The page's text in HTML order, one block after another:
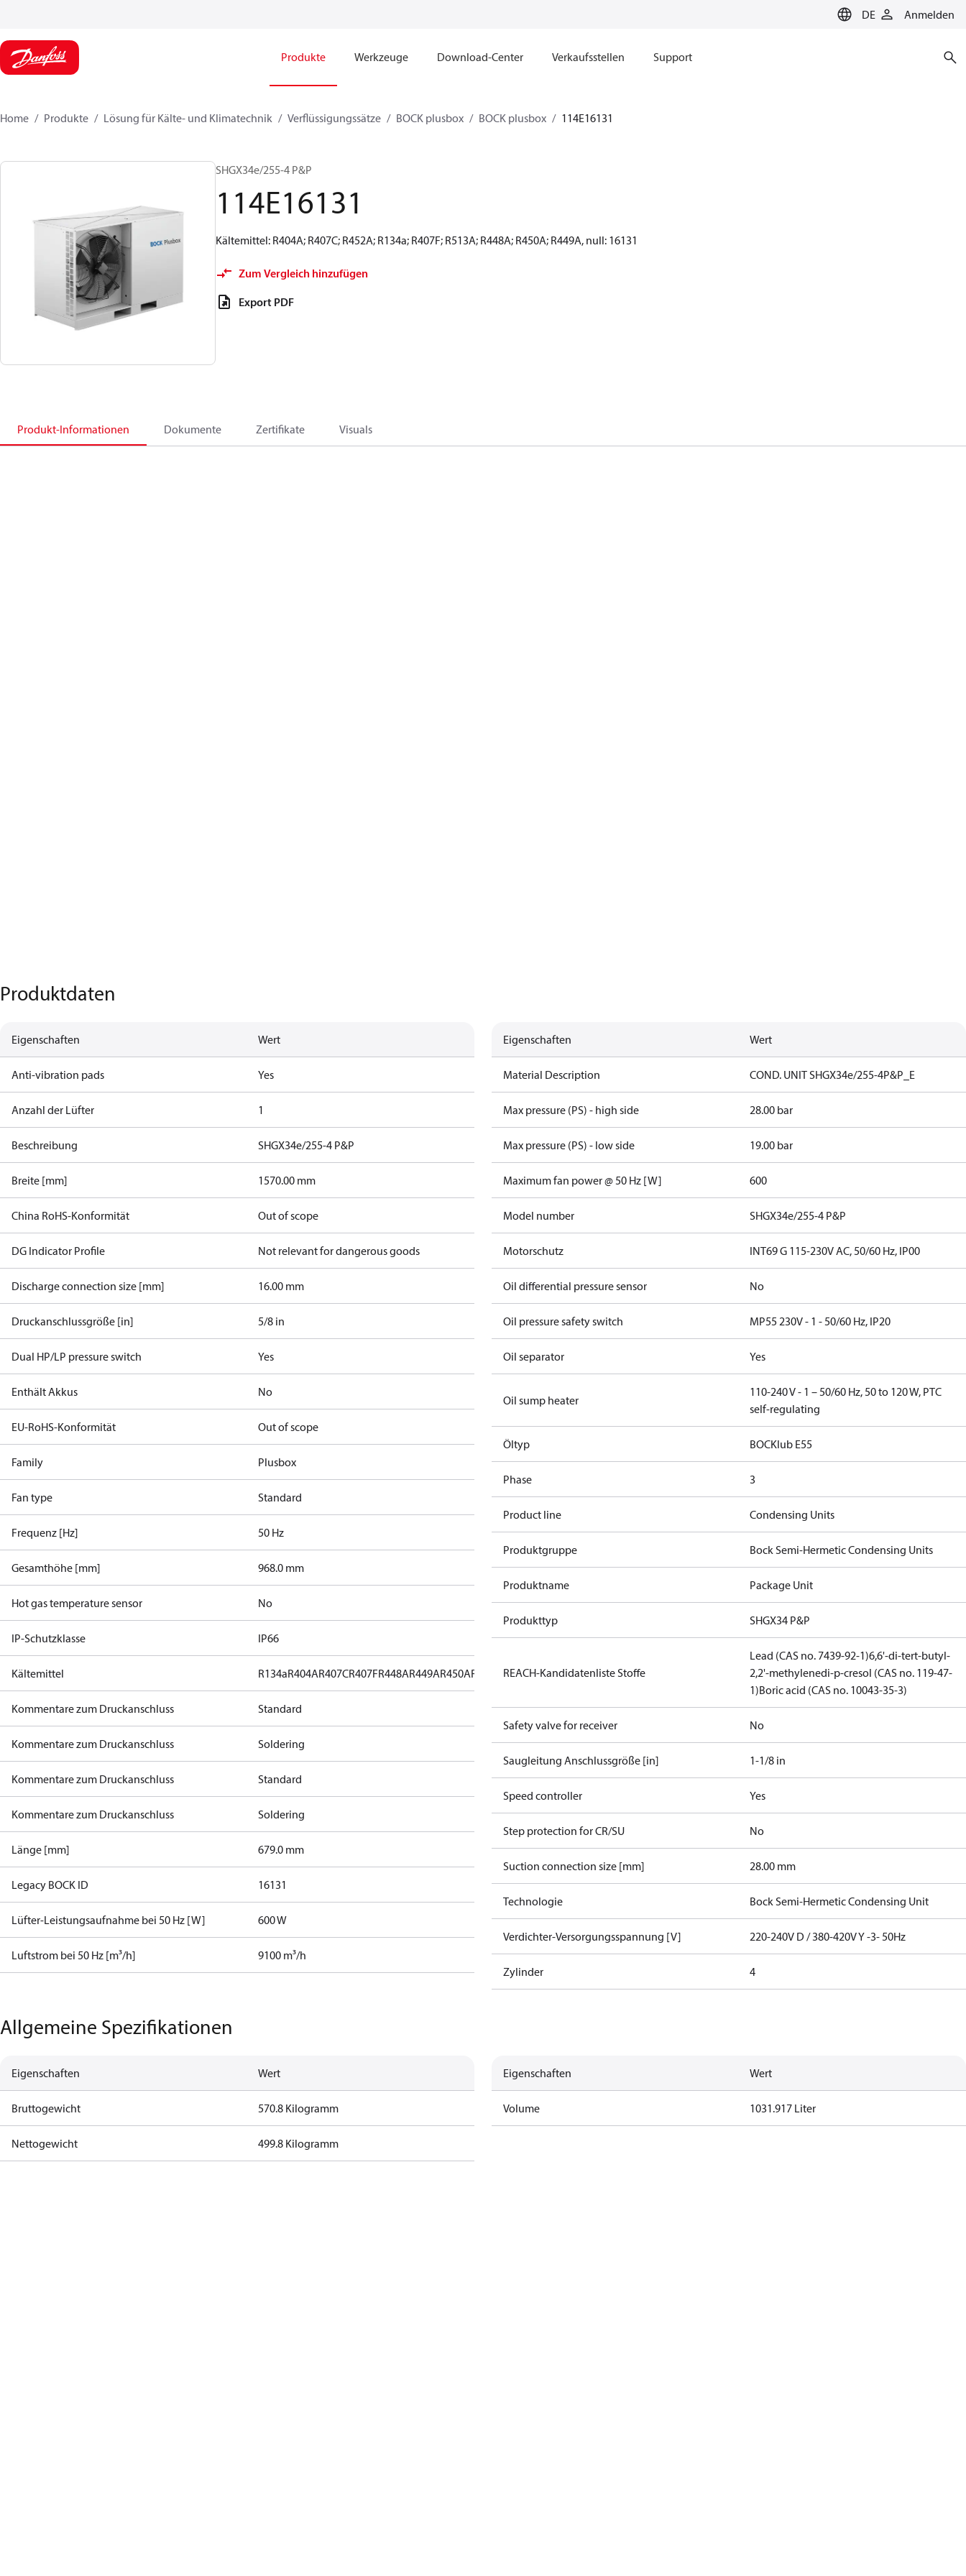
DE Anmelden
Produkte Werkzeuge Download-Center Verkaufsstellen Support
Home Produkte Lösung für Kälte- und Klimatechnik Verflüssigungssätze BOCK plusbox BOCK plusbox 114E16131
SHGX34e/255-4 P&P
114E16131
Kältemittel: R404A; R407C; R452A; R134a; R407F; R513A; R448A; R450A; R449A, null: 16131
Zum Vergleich hinzufügen
Export PDF
Produkt-Informationen Dokumente Zertifikate Visuals
Produktdaten
Eigenschaften Wert
Anti-vibration pads Yes
Anzahl der Lüfter 1
Beschreibung SHGX34e/255-4 P&P
Breite [mm] 1570.00 mm
China RoHS-Konformität Out of scope
DG Indicator Profile Not relevant for dangerous goods
Discharge connection size [mm] 16.00 mm
Druckanschlussgröße [in] 5/8 in
Dual HP/LP pressure switch Yes
Enthält Akkus No
EU-RoHS-Konformität Out of scope
Family Plusbox
Fan type Standard
Frequenz [Hz] 50 Hz
Gesamthöhe [mm] 968.0 mm
Hot gas temperature sensor No
IP-Schutzklasse IP66
Kältemittel R134aR404AR407CR407FR448AR449AR450AR452A R513A
Kommentare zum Druckanschluss Standard
Kommentare zum Druckanschluss Soldering
Kommentare zum Druckanschluss Standard
Kommentare zum Druckanschluss Soldering
Länge [mm] 679.0 mm
Legacy BOCK ID 16131
Lüfter-Leistungsaufnahme bei 50 Hz [W] 600 W
Luftstrom bei 50 Hz [m³/h] 9100 m³/h
Eigenschaften Wert
Material Description COND. UNIT SHGX34e/255-4P&P_E
Max pressure (PS) - high side 28.00 bar
Max pressure (PS) - low side 19.00 bar
Maximum fan power @ 50 Hz [W] 600
Model number SHGX34e/255-4 P&P
Motorschutz INT69 G 115-230V AC, 50/60 Hz, IP00
Oil differential pressure sensor No
Oil pressure safety switch MP55 230V - 1 - 50/60 Hz, IP20
Oil separator Yes
Oil sump heater
110-240 V - 1 – 50/60 Hz, 50 to 120 W, PTC
self-regulating
Öltyp BOCKlub E55
Phase 3
Product line Condensing Units
Produktgruppe Bock Semi-Hermetic Condensing Units
Produktname Package Unit
Produkttyp SHGX34 P&P
REACH-Kandidatenliste Stoffe
Lead (CAS no. 7439-92-1)6,6'-di-tert-butyl-
2,2'-methylenedi-p-cresol (CAS no. 119-47-
1)Boric acid (CAS no. 10043-35-3)
Safety valve for receiver No
Saugleitung Anschlussgröße [in] 1-1/8 in
Speed controller Yes
Step protection for CR/SU No
Suction connection size [mm] 28.00 mm
Technologie Bock Semi-Hermetic Condensing Unit
Verdichter-Versorgungsspannung [V] 220-240V D / 380-420V Y -3- 50Hz
Zylinder 4
Allgemeine Spezifikationen
Eigenschaften Wert
Bruttogewicht 570.8 Kilogramm
Nettogewicht 499.8 Kilogramm
Eigenschaften Wert
Volume 1031.917 Liter